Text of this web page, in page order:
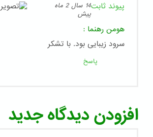
پیوند ثابت
14 سال 2 ماه
پیش
هومن رهنما :
سرود زیبایی بود. با تشکر
پاسخ
افزودن دیدگاه جدید